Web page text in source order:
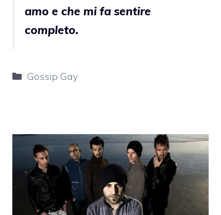
amo e che mi fa sentire
completo.
Categorie
Gossip Gay